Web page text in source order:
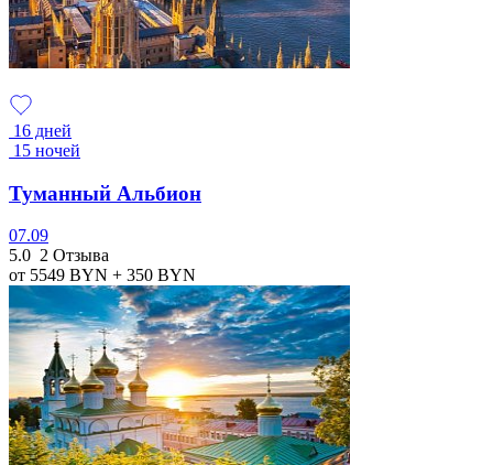
16 дней
15 ночей
Туманный Альбион
07.09
5.0 2 Отзыва
от 5549 BYN + 350 BYN